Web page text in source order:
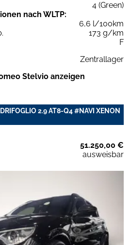
4 (Green)
nach WLTP:
6,6 l/100km
173 g/km
F
Zentrallager
Stelvio anzeigen
2.9 AT8-Q4 #NAVI XENON
51.250,00 €
ausweisbar